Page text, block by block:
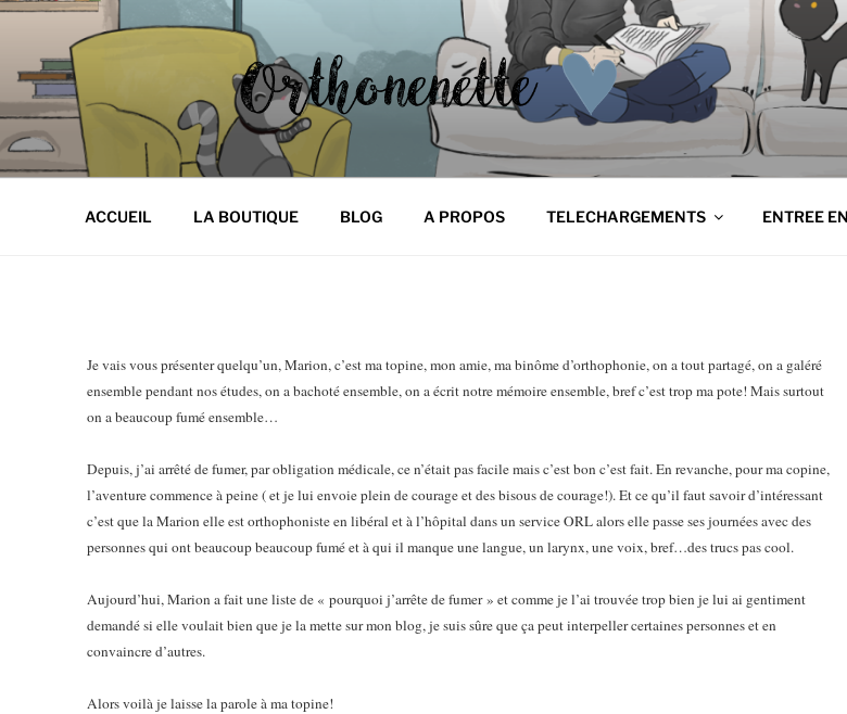
Aller
contenu
principal
ORTHONENETTE
Les p'tits carnets d'Orthonenette
ACCUEIL LA BOUTIQUE BLOG A PROPOS TELECHARGEMENTS ENTREE
Je vais vous présenter quelqu’un, Marion, c’est ma topine, mon amie, ma binôme d’orthophonie, on a tout partagé, on a galéré
ensemble pendant nos études, on a bachoté ensemble, on a écrit notre mémoire ensemble, bref c’est trop ma pote! Mais surtout
on a beaucoup fumé ensemble…
Depuis, j’ai arrêté de fumer, par obligation médicale, ce n’était pas facile mais c’est bon c’est fait. En revanche, pour ma copine,
l’aventure commence à peine ( et je lui envoie plein de courage et des bisous de courage!). Et ce qu’il faut savoir d’intéressant
c’est que la Marion elle est orthophoniste en libéral et à l’hôpital dans un service ORL alors elle passe ses journées avec des
personnes qui ont beaucoup beaucoup fumé et à qui il manque une langue, un larynx, une voix, bref…des trucs pas cool.
Aujourd’hui, Marion a fait une liste de « pourquoi j’arrête de fumer » et comme je l’ai trouvée trop bien je lui ai gentiment
demandé si elle voulait bien que je la mette sur mon blog, je suis sûre que ça peut interpeller certaines personnes et en
convaincre d’autres.
Alors voilà je laisse la parole à ma topine!